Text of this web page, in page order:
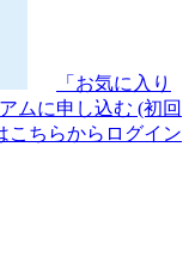
「お気に入り
ムに申し込む (初回
こちらからログイン